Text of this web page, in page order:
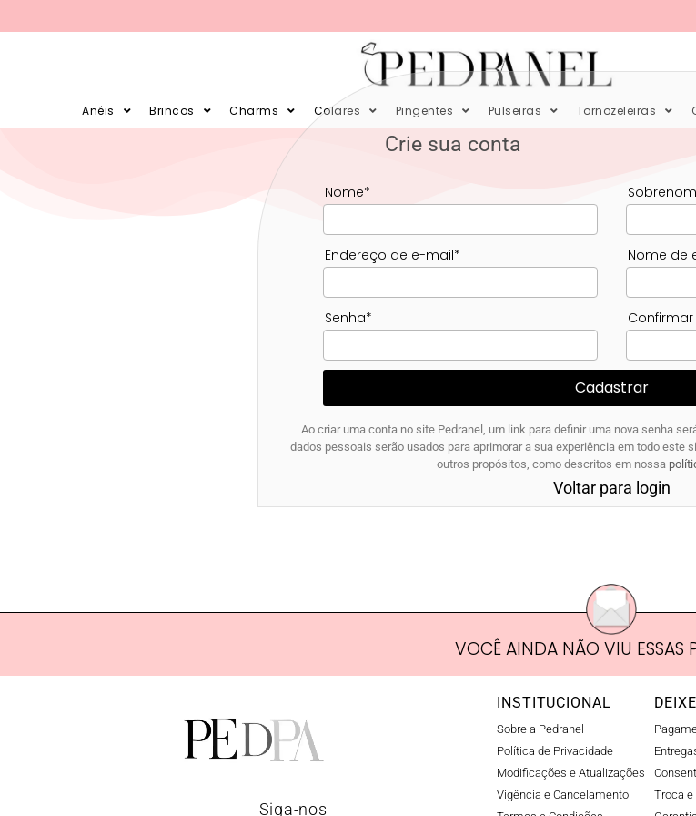
PARCELE SUAS COMPRAS EM 12X E EM ATÉ 6X SEM JUROS
Anéis Brincos Charms Colares Pingentes Pulseiras Tornozeleiras
Crie sua conta
Nome*
Endereço de e-mail* Nome de
Senha*
Cadastrar
Ao criar uma conta no site Pedranel, um link para definir uma nova senha
dados pessoais serão usados para aprimorar a sua experiência em todo este
outros propósitos, como descritos em nossa
Voltar para login
VOCÊ AINDA NÃO VIU ESSAS
Siga-nos
INSTITUCIONAL
Sobre a Pedranel
Política de Privacidade
Modificações e Atualizações
Vigência e Cancelamento
Troca e